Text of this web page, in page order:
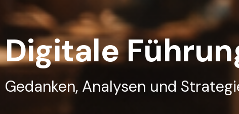
Digitale
Gedanken, Analysen und